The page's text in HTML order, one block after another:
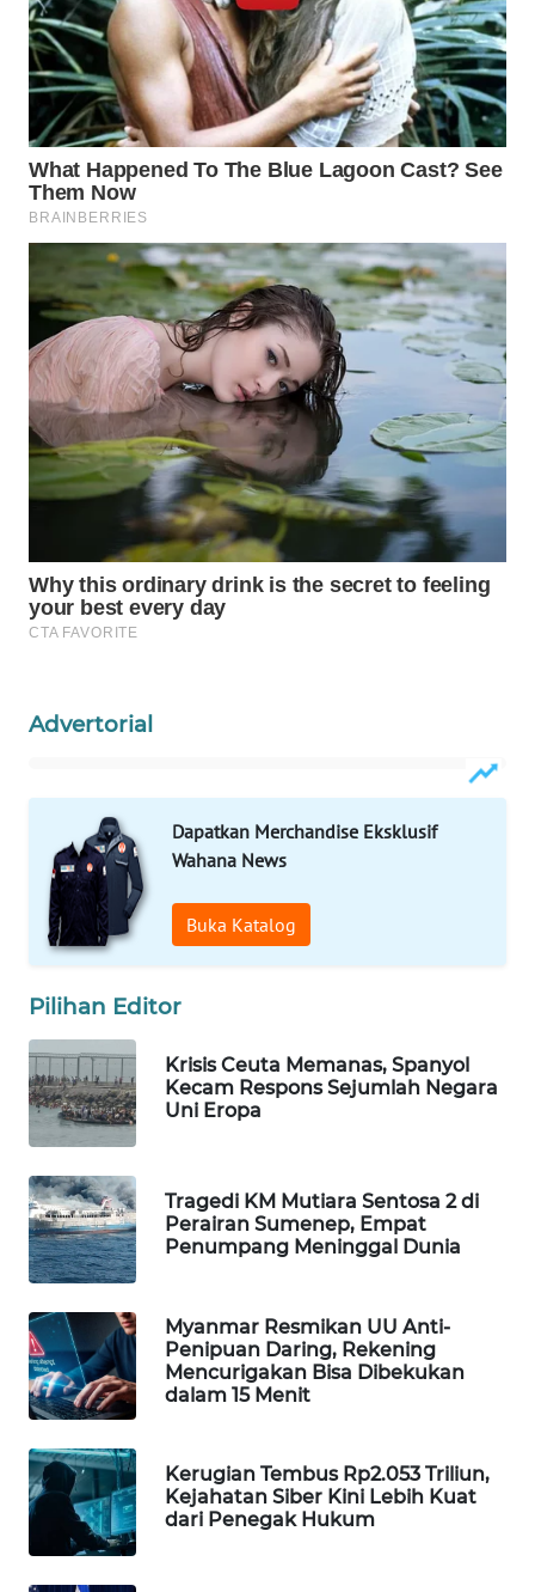
Advertorial
Dapatkan Merchandise Eksklusif
Wahana News
Buka Katalog
Pilihan Editor
Krisis Ceuta Memanas, Spanyol
Kecam Respons Sejumlah Negara
Uni Eropa
Tragedi KM Mutiara Sentosa 2 di
Perairan Sumenep, Empat
Penumpang Meninggal Dunia
Myanmar Resmikan UU Anti-
Penipuan Daring, Rekening
Mencurigakan Bisa Dibekukan
dalam 15 Menit
Kerugian Tembus Rp2.053 Triliun,
Kejahatan Siber Kini Lebih Kuat
dari Penegak Hukum
LABUANBAJO
WN
BORNEO
Wahana
Media
Group
WAHANA
NEWS
WAHANA
TANI
WAHANA
ADVOKAT
WAHANA
INFRASTRUKTUR
WAHANA
WAHANA
TRAVEL
WAHANA
TV
ID
WAHANANEWS
CO ID
NET
WAHANA
SPORT
WAHANA
UMKM
WAHANA
SELEB
WAHANA
PERSONA